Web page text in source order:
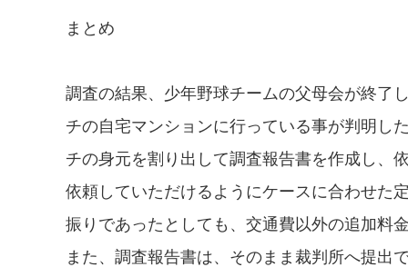
まとめ
調査の結果、少年野球チームの父母会が終了
チの自宅マンションに行っている事が判明し
チの身元を割り出して調査報告書を作成し、
依頼していただけるようにケースに合わせた
振りであったとしても、交通費以外の追加料
また、調査報告書は、そのまま裁判所へ提出